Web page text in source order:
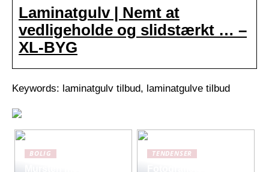
Laminatgulv | Nemt at
vedligeholde og slidstærkt … –
XL-BYG
Keywords: laminatgulv tilbud, laminatgulve tilbud
BOLIG TENDENSER